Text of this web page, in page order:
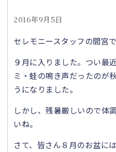
2016年9月5日
セレモニースタッフの間宮で
９月に入りました。つい最
ミ・蛙の鳴き声だったのが
うになりました。
しかし、残暑厳しいので体
いね。
さて、皆さん８月のお盆に